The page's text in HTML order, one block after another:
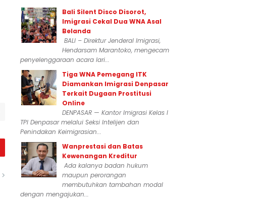
Bali Silent Disco Disorot,
Imigrasi Cekal Dua WNA Asal
Belanda
BALI – Direktur Jenderal Imigrasi,
Hendarsam Marantoko, mengecam
penyelenggaraan acara lari...
Tiga WNA Pemegang ITK
Diamankan Imigrasi Denpasar
Terkait Dugaan Prostitusi
Online
DENPASAR — Kantor Imigrasi Kelas I
TPI Denpasar melalui Seksi Intelijen dan
Penindakan Keimigrasian...
Wanprestasi dan Batas
Kewenangan Kreditur
Ada kalanya badan hukum
maupun perorangan
membutuhkan tambahan modal
dengan mengajukan...